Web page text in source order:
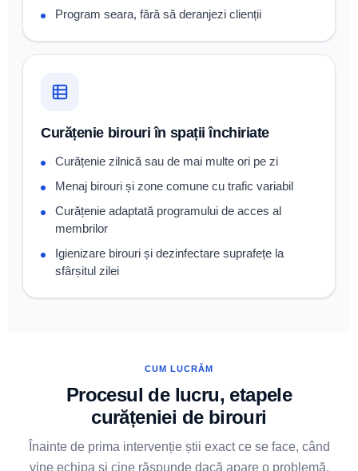
Program seara, fără să deranjezi clienții
Curățenie birouri în spații închiriate
Curățenie zilnică sau de mai multe ori pe zi
Menaj birouri și zone comune cu trafic variabil
Curățenie adaptată programului de acces al
membrilor
Igienizare birouri și dezinfectare suprafețe la
sfârșitul zilei
CUM LUCRĂM
Procesul de lucru, etapele
curățeniei de birouri
Înainte de prima intervenție știi exact ce se face, când
vine echipa și cine răspunde dacă apare o problemă.